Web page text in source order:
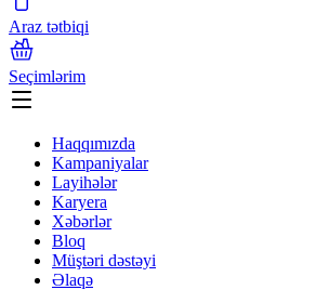
Araz tətbiqi
Seçimlərim
Haqqımızda
Kampaniyalar
Layihələr
Karyera
Xəbərlər
Bloq
Müştəri dəstəyi
Əlaqə